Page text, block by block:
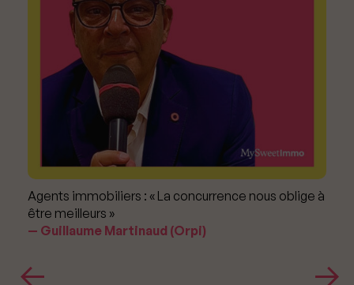
Agents immobiliers : « La concurrence nous oblige à
être meilleurs »
Guillaume Martinaud (Orpi)